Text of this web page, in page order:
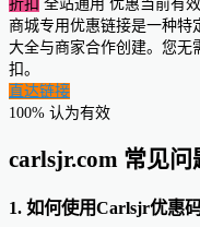
折扣
全站通用 优惠当前有效
商城专用优惠链接是一种特
大全与商家合作创建。您无
扣。
直达链接
100% 认为有效
carlsjr.com 常见问
1. 如何使用Carlsjr优惠码